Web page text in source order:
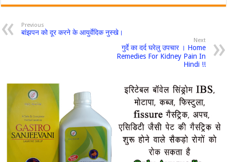
Previous
बांझपन को दूर करने के आयुर्वेदिक नुस्खे।
Next
गुर्दे का दर्द घरेलु उपचार । Home
Remedies For Kidney Pain In
Hindi !!